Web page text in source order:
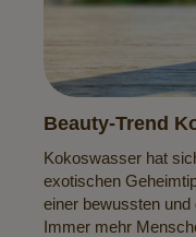
Beauty-Trend
Kokoswasser hat
exotischen
einer bewussten
Immer mehr